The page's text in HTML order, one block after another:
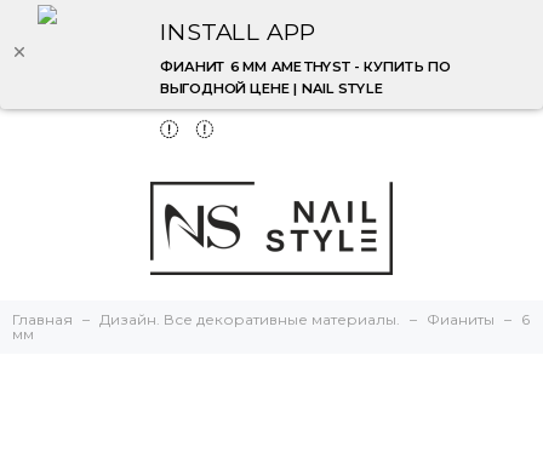
INSTALL APP
ФИАНИТ 6 ММ AMETHYST - КУПИТЬ ПО
ВЫГОДНОЙ ЦЕНЕ | NAIL STYLE
Главная Дизайн. Все декоративные материалы. Фианиты
6
мм